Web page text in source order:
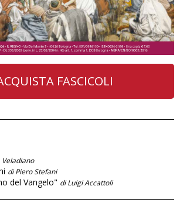
FASCICOLI
di Piero Stefani
del Vangelo" di Luigi Accattoli